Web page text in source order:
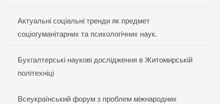
Актуальні соціальні тренди як предмет
соціогуманітарних та психологічних наук.
Бухгалтерські наукові дослідження в Житомирській
політехніці
Всеукраїнський форум з проблем міжнародних